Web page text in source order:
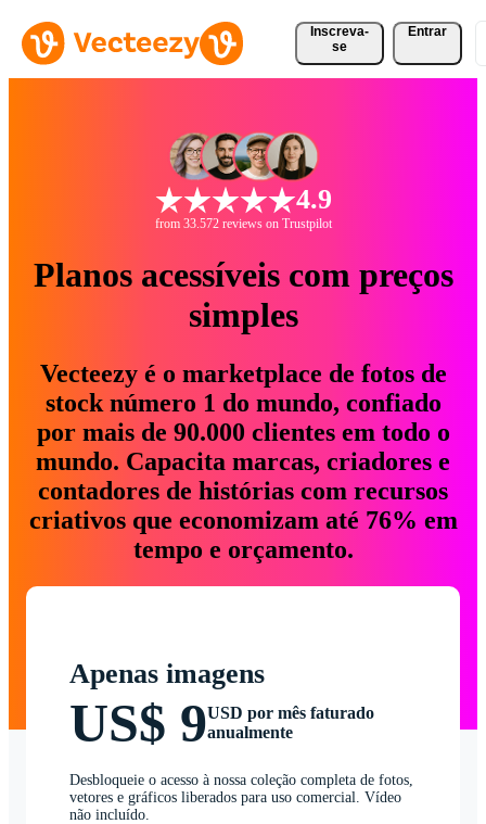
Inscreva-
se
Entrar
4.9
from 33.572 reviews on Trustpilot
Planos acessíveis com preços
simples
Vecteezy é o marketplace de fotos de
stock número 1 do mundo, confiado
por mais de 90.000 clientes em todo o
mundo. Capacita marcas, criadores e
contadores de histórias com recursos
criativos que economizam até 76% em
tempo e orçamento.
Apenas imagens
US$ 9USD por mês faturado
anualmente
Desbloqueie o acesso à nossa coleção completa de fotos,
vetores e gráficos liberados para uso comercial. Vídeo
não incluído.